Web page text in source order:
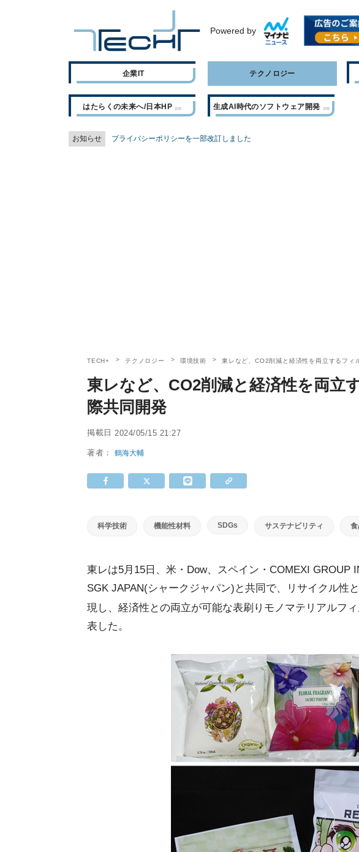
Powered by
企業IT テクノロジー
はたらくの未来へ/日本HP 生成AI時代のソフトウェア開発
お知らせ プライバシーポリシーを一部改訂しました
TECH+ テクノロジー 環境技術 東レなど、CO2削減と経済性を両立するフィ
東レなど、CO2削減と経済性を両立
際共同開発
掲載日 2024/05/15 21:27
著者：鶴海大輔
科学技術 機能性材料 SDGs サステナビリティ
東レは5月15日、米・Dow、スペイン・COMEXI GROUP
SGK JAPAN(シャークジャパン)と共同で、リサイクル性
現し、経済性との両立が可能な表刷りモノマテリアルフ
表した。